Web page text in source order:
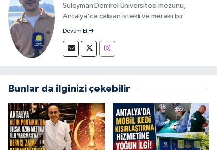
Süleyman Demirel Üniversitesi mezunu,
Antalya'da çalışan istekli ve meraklı bir
gazeteci.
Devam Et
Bunlar da ilginizi çekebilir